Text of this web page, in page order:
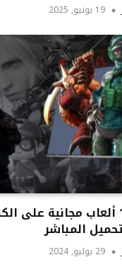
19 يونيو, 2025
أفضل 10 ألعاب مجانية على
المباشر
29 يوليو, 2024